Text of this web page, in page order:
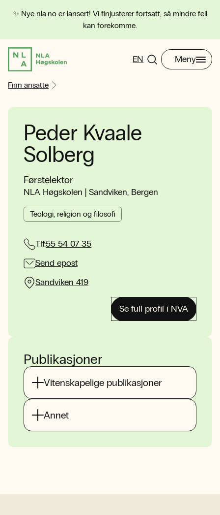
✨ Nye nla.no er lansert! Vi finjusterer fortsatt, så mindre feil
kan forekomme.
EN Meny
Finn ansatte
Peder Kvaale
Solberg
Førstelektor
NLA Høgskolen | Sandviken, Bergen
Teologi, religion og filosofi
Tlf:55 54 07 35
Send epost
Sandviken 419
Se full profil i NVA
Publikasjoner
Vitenskapelige publikasjoner
Annet